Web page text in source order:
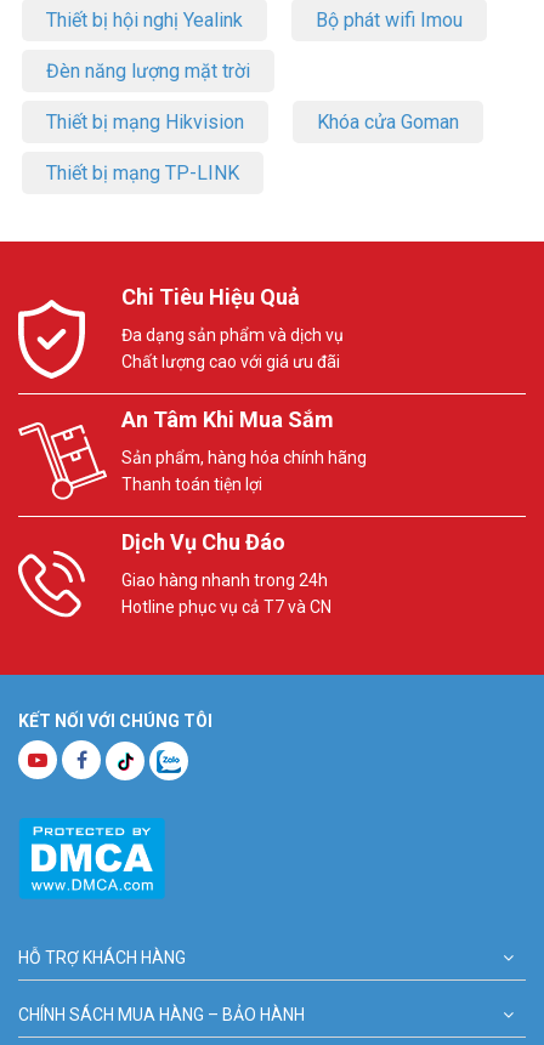
Thiết bị hội nghị Yealink Bộ phát wifi Imou
Đèn năng lượng mặt trời
Thiết bị mạng Hikvision Khóa cửa Goman
Thiết bị mạng TP-LINK
Chi Tiêu Hiệu Quả
Đa dạng sản phẩm và dịch vụ
Chất lượng cao với giá ưu đãi
An Tâm Khi Mua Sắm
Sản phẩm, hàng hóa chính hãng
Thanh toán tiện lợi
Dịch Vụ Chu Đáo
Giao hàng nhanh trong 24h
Hotline phục vụ cả T7 và CN
KẾT NỐI VỚI CHÚNG TÔI
HỖ TRỢ KHÁCH HÀNG
CHÍNH SÁCH MUA HÀNG – BẢO HÀNH